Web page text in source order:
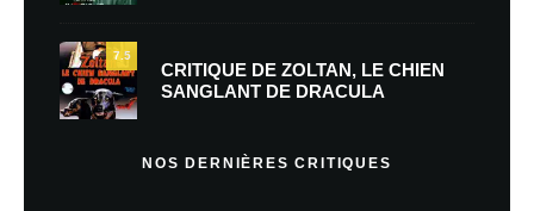
7.5
CRITIQUE DE ZOLTAN, LE CHIEN
SANGLANT DE DRACULA
NOS DERNIÈRES CRITIQUES